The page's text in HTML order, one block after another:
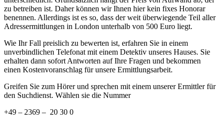
zu betreiben ist. Daher können wir Ihnen hier kein fixes Honorar
benennen. Allerdings ist es so, dass der weit überwiegende Teil aller
Adressermittlungen in London unterhalb von 500 Euro liegt.
Wie Ihr Fall preislich zu bewerten ist, erfahren Sie in einem
unverbindlichen Telefonat mit einem Detektiv unseres Hauses. Sie
erhalten dann sofort Antworten auf Ihre Fragen und bekommen
einen Kostenvoranschlag für unsere Ermittlungsarbeit.
Greifen Sie zum Hörer und sprechen mit einem unserer Ermittler für
den Suchdienst. Wählen sie die Nummer
+49 – 2369 – 20 30 0